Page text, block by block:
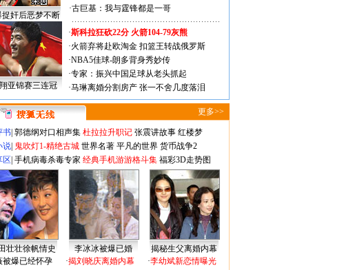
捉奸后恶梦不断
·古巨基：我与霆锋都是一哥
亚锦赛三连冠
·斯科拉狂砍22分 火箭104-79灰熊
·火箭弃将赴欧淘金 扣篮王转战俄罗斯
·NBA5佳球-朗多背身秀妙传
·专家：振兴中国足球从老头抓起
·马琳离婚分割房产 张一不舍几度落泪
更多>>
书 郭德纲对口相声集 杜拉拉升职记 张震讲故事 红楼梦
说 鬼吹灯1-精绝古城 世界名著 平凡的世界 货币战争2
区 手机病毒杀毒专家 经典手机游游格斗集 福彩3D走势图
壮壮徐帆情史 李冰冰被爆已婚
揭秘生父离婚内幕
被爆已经怀孕
·揭刘晓庆离婚内幕
·李幼斌新恋情曝光